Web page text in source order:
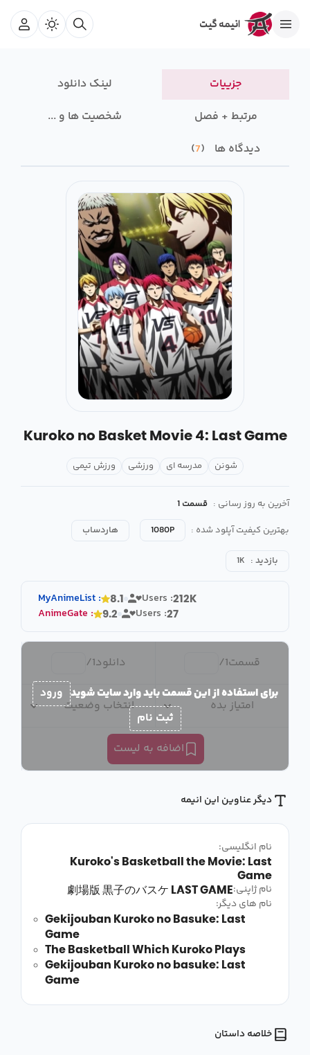
جزییات
لینک دانلود
مرتبط + فصل
شخصیت ها و ...
دیدگاه ها
7
Kuroko no Basket Movie 4: Last Game
شونن مدرسه ای ورزشی ورزش تیمی
آخرین به روز رسانی : قسمت 1
بهترین کیفیت آپلود شده :
1080P هاردساب
بازدید : 1K
MyAnimeList : 8.1 Users :212K
AnimeGate : 9.2 Users :27
قسمت1
/ دانلود1
/
امتیاز بده انتخاب وضعیت
اضافه به لیست
برای استفاده از این قسمت باید وارد سایت شوید ورود
ثبت نام
دیگر عناوین این انیمه
نام انگلیسی:
Kuroko's Basketball the Movie: Last
Game
نام ژاپنی:劇場版 黒子のバスケ LAST GAME
نام های دیگر:
Gekijouban Kuroko no Basuke: Last
Game
The Basketball Which Kuroko Plays
Gekijouban Kuroko no basuke: Last
Game
خلاصه داستان